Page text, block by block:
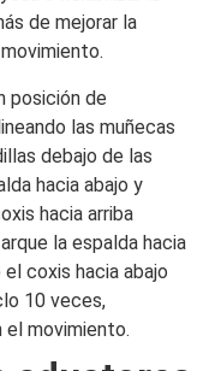
de mejorar la
posición de
las muñecas
debajo de las
hacia abajo y
hacia arriba
la espalda hacia
coxis hacia abajo
10 veces,
el movimiento.​